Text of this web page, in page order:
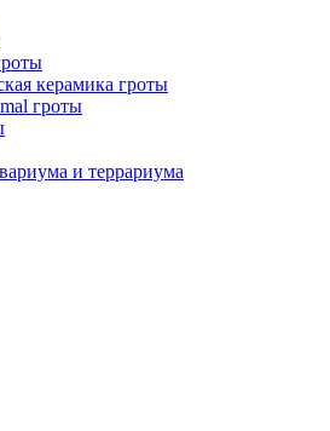
керамика гроты
гроты
и террариума